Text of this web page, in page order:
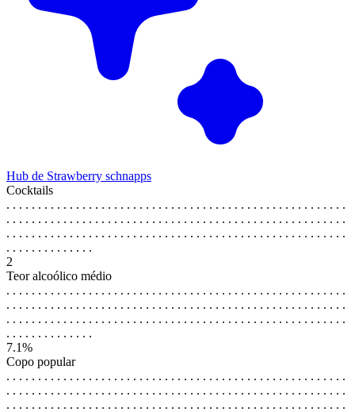
Hub de Strawberry schnapps
Cocktails
. . . . . . . . . . . . . . . . . . . . . . . . . . . . . . . . . . . . . . . . . . . . . . . . . . . . . .
. . . . . . . . . . . . . . . . . . . . . . . . . . . . . . . . . . . . . . . . . . . . . . . . . . . . . .
. . . . . . . . . . . . . . . . . . . . . . . . . . . . . . . . . . . . . . . . . . . . . . . . . . . . . .
. . . . . . . . . . . . . .
2
Teor alcoólico médio
. . . . . . . . . . . . . . . . . . . . . . . . . . . . . . . . . . . . . . . . . . . . . . . . . . . . . .
. . . . . . . . . . . . . . . . . . . . . . . . . . . . . . . . . . . . . . . . . . . . . . . . . . . . . .
. . . . . . . . . . . . . . . . . . . . . . . . . . . . . . . . . . . . . . . . . . . . . . . . . . . . . .
. . . . . . . . . . . . . .
7.1%
Copo popular
. . . . . . . . . . . . . . . . . . . . . . . . . . . . . . . . . . . . . . . . . . . . . . . . . . . . . .
. . . . . . . . . . . . . . . . . . . . . . . . . . . . . . . . . . . . . . . . . . . . . . . . . . . . . .
. . . . . . . . . . . . . . . . . . . . . . . . . . . . . . . . . . . . . . . . . . . . . . . . . . . . . .